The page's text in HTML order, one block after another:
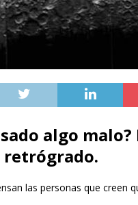
algo
las personas que creen